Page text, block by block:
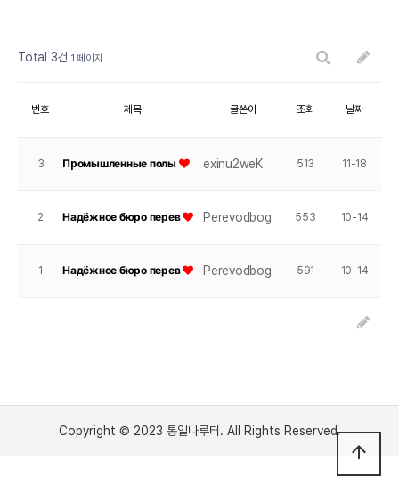
Total 3건 1 페이지
번호 제목 글쓴이 조회 날짜
3 Пpомышленные полы exinu2weK 513 11-18
2 Надёжное бюро перев Perevodbog 553 10-14
1 Надёжное бюро перев Perevodbog 591 10-14
Copyright © 2023 통일나루터. All Rights Reserved.
arrow_upward